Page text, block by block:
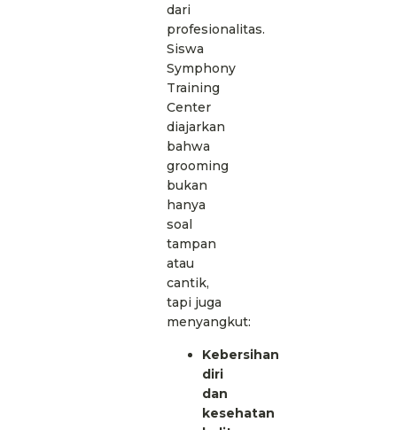
dari
profesionalitas.
Siswa
Symphony
Training
Center
diajarkan
bahwa
grooming
bukan
hanya
soal
tampan
atau
cantik,
tapi juga
menyangkut:
Kebersihan
diri
dan
kesehatan